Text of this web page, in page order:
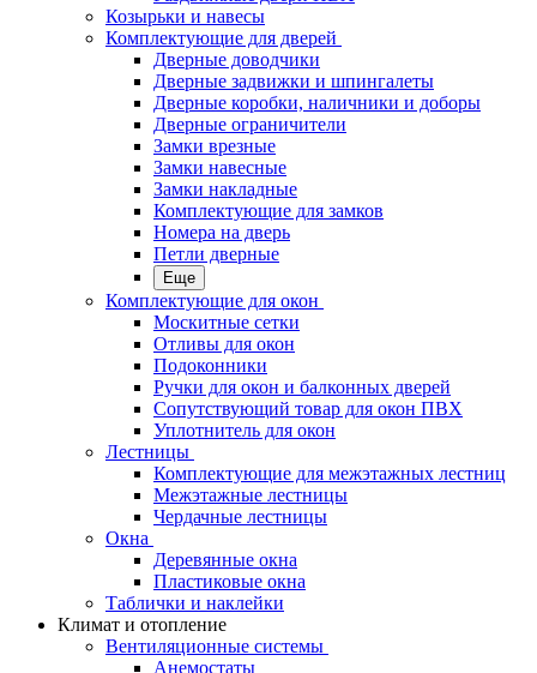
Козырьки и навесы
Комплектующие для дверей
Дверные доводчики
Дверные задвижки и шпингалеты
Дверные коробки, наличники и доборы
Дверные ограничители
Замки врезные
Замки навесные
Замки накладные
Комплектующие для замков
Номера на дверь
Петли дверные
Еще
Комплектующие для окон
Москитные сетки
Отливы для окон
Подоконники
Ручки для окон и балконных дверей
Сопутствующий товар для окон ПВХ
Уплотнитель для окон
Лестницы
Комплектующие для межэтажных лестниц
Межэтажные лестницы
Чердачные лестницы
Окна
Деревянные окна
Пластиковые окна
Таблички и наклейки
Климат и отопление
Вентиляционные системы
Анемостаты